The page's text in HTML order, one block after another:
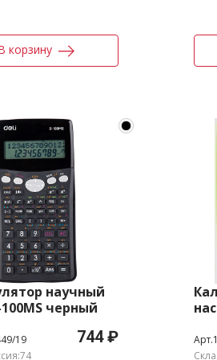
корзину
научный
100MS черный
19 744 ₽